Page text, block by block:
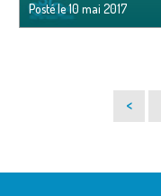
Posté le10 mai 2017
<